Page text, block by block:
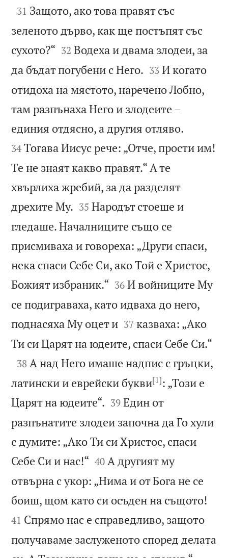

31 Защото, ако това правят със
зеленото дърво, как ще постъпят със
сухото?“ 

32 Водеха и двама злодеи, за
да бъдат погубени с Него. 

33 И когато
отидоха на мястото, наречено Лобно,
там разпънаха Него и злодеите –
единия отдясно, а другия отляво.
34 Тогава Иисус рече: „Отче, прости им!
Те не знаят какво правят.“ А те
хвърлиха жребий, за да разделят
дрехите Му. 

35 Народът стоеше и
гледаше. Началниците също се
присмиваха и говореха: „Други спаси,
нека спаси Себе Си, ако Той е Христос,
Божият избраник.“ 

36 И войниците Му
се подиграваха, като идваха до него,
поднасяха Му оцет и
37 казваха: „Ако
Ти си Царят на юдеите, спаси Себе Си.“

38 А над Него имаше надпис с гръцки,
латински и еврейски букви[1]: „Този е
Царят на юдеите“. 

39 Един от
разпънатите злодеи започна да Го хули
с думите: „Ако Ти си Христос, спаси
Себе Си и нас!“ 

40 А другият му
отвърна с укор: „Нима и от Бога не се
боиш, щом като си осъден на същото!
41 Спрямо нас е справедливо, защото
получаваме заслуженото според делата